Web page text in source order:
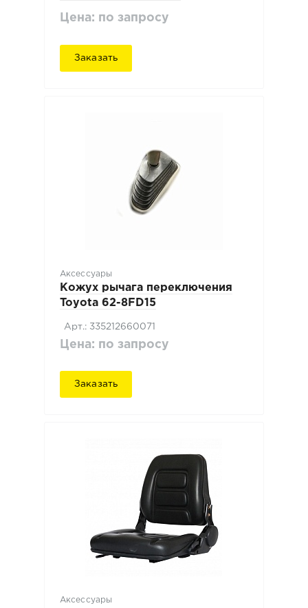
Цена: по запросу
Заказать
Аксессуары
Кожух рычага переключения
Toyota 62-8FD15
Арт.: 335212660071
Цена: по запросу
Заказать
Аксессуары